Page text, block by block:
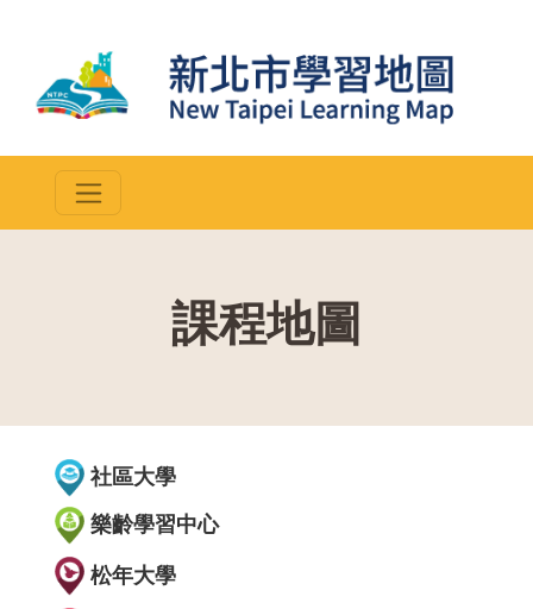
課程地圖
社區大學
樂齡學習中心
松年大學